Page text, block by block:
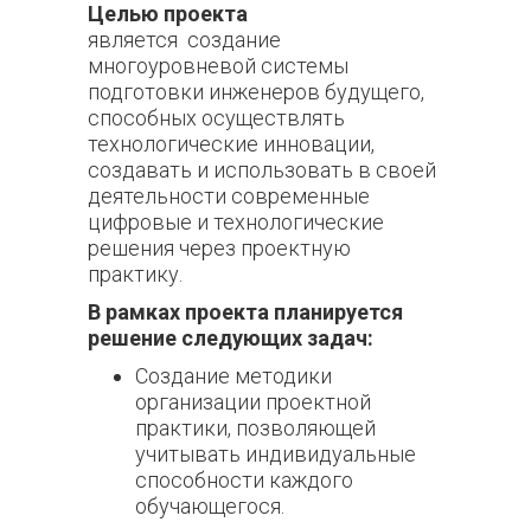
Целью проекта
является создание
многоуровневой системы
подготовки инженеров будущего,
способных осуществлять
технологические инновации,
создавать и использовать в своей
деятельности современные
цифровые и технологические
решения через проектную
практику.
В рамках проекта планируется
решение следующих задач:
Создание методики
организации проектной
практики, позволяющей
учитывать индивидуальные
способности каждого
обучающегося.